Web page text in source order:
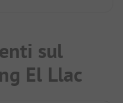
sul
El Llac